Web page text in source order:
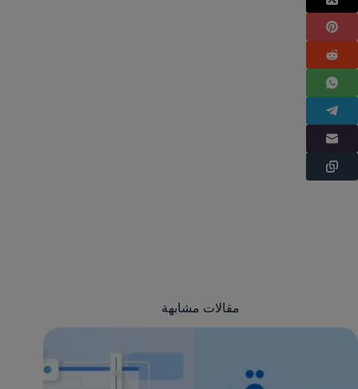
مقالات مشابهة